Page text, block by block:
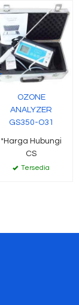
OZONE
ANALYZER
GS350-O31
*Harga Hubungi
CS
Tersedia